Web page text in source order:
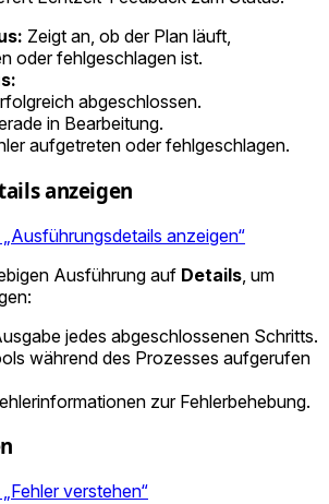
Zeigt an, ob der Plan läuft,
oder fehlgeschlagen ist.
abgeschlossen.
in Bearbeitung.
aufgetreten oder fehlgeschlagen.
anzeigen
anzeigen“
Ausführung auf Details , um
jedes abgeschlossenen Schritts.
während des Prozesses aufgerufen
zur Fehlerbehebung.
verstehen“